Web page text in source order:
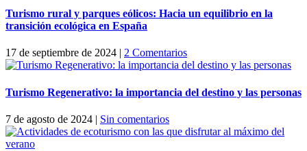
Turismo rural y parques eólicos: Hacia un equilibrio en la
transición ecológica en España
17 de septiembre de 2024 | 2 Comentarios
Turismo Regenerativo: la importancia del destino y las personas
7 de agosto de 2024 | Sin comentarios